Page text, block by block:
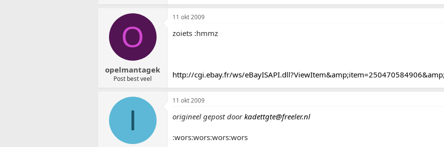
O
opelmantagek
Post best veel
11 okt 2009
zoiets :hmmz
http://cgi.ebay.fr/ws/
I
11 okt 2009
origineel gepost doorkadettgte@freeler.nl
:wors:wors:wors:wors